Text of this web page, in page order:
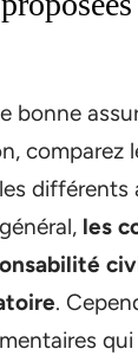
bonne
comparez
différents
les
.